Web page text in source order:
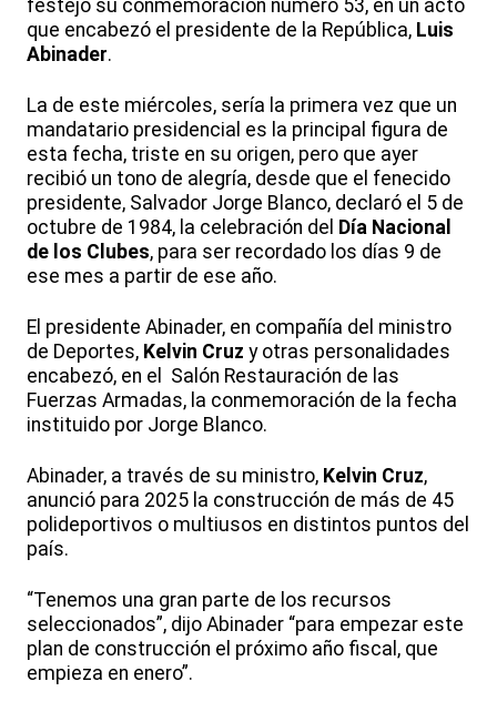
festejó su conmemoración número 53, en un acto
que encabezó el presidente de la República, Luis
Abinader.
La de este miércoles, sería la primera vez que un
mandatario presidencial es la principal figura de
esta fecha, triste en su origen, pero que ayer
recibió un tono de alegría, desde que el fenecido
presidente, Salvador Jorge Blanco, declaró el 5 de
octubre de 1984, la celebración del Día Nacional
de los Clubes, para ser recordado los días 9 de
ese mes a partir de ese año.
El presidente Abinader, en compañía del ministro
de Deportes, Kelvin Cruz y otras personalidades
encabezó, en el Salón Restauración de las
Fuerzas Armadas, la conmemoración de la fecha
instituido por Jorge Blanco.
Abinader, a través de su ministro, Kelvin Cruz,
anunció para 2025 la construcción de más de 45
polideportivos o multiusos en distintos puntos del
país.
“Tenemos una gran parte de los recursos
seleccionados”, dijo Abinader “para empezar este
plan de construcción el próximo año fiscal, que
empieza en enero”.